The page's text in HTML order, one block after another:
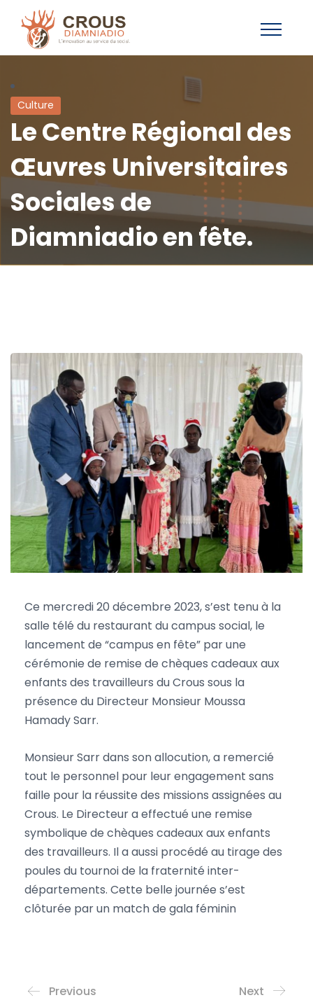
Culture
Le Centre Régional des
Œuvres Universitaires
Sociales de
Diamniadio en fête.
Ce mercredi 20 décembre 2023, s’est tenu à la
salle télé du restaurant du campus social, le
lancement de “campus en fête” par une
cérémonie de remise de chèques cadeaux aux
enfants des travailleurs du Crous sous la
présence du Directeur Monsieur Moussa
Hamady Sarr.
Monsieur Sarr dans son allocution, a remercié
tout le personnel pour leur engagement sans
faille pour la réussite des missions assignées au
Crous. Le Directeur a effectué une remise
symbolique de chèques cadeaux aux enfants
des travailleurs. Il a aussi procédé au tirage des
poules du tournoi de la fraternité inter-
départements. Cette belle journée s’est
clôturée par un match de gala féminin
Previous Next